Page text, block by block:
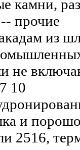
камни,
-- прочие
из
не
10
и
2516,